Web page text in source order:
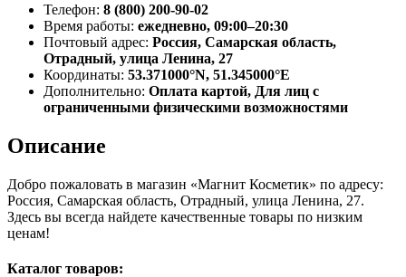
Телефон: 8 (800) 200-90-02
Время работы: ежедневно, 09:00–20:30
Почтовый адрес: Россия, Самарская область,
Отрадный, улица Ленина, 27
Координаты: 53.371000°N, 51.345000°E
Дополнительно: Оплата картой, Для лиц с
ограниченными физическими возможностями
Описание
Добро пожаловать в магазин «Магнит Косметик» по адресу:
Россия, Самарская область, Отрадный, улица Ленина, 27.
Здесь вы всегда найдете качественные товары по низким
ценам!
Каталог товаров: